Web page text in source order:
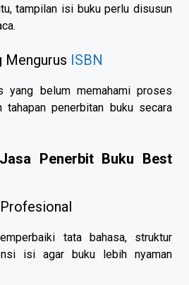
tampilan isi buku perlu disusun
Mengurus ISBN
yang belum memahami proses
tahapan penerbitan buku secara
Penerbit Buku Best
tata bahasa, struktur
isi agar buku lebih nyaman